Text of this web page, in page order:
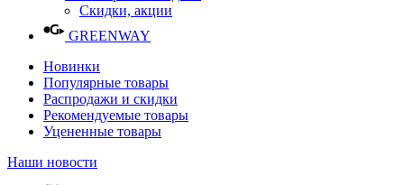
Скидки, акции
GREENWAY
Новинки
Популярные товары
Распродажи и скидки
Рекомендуемые товары
Уцененные товары
Наши новости